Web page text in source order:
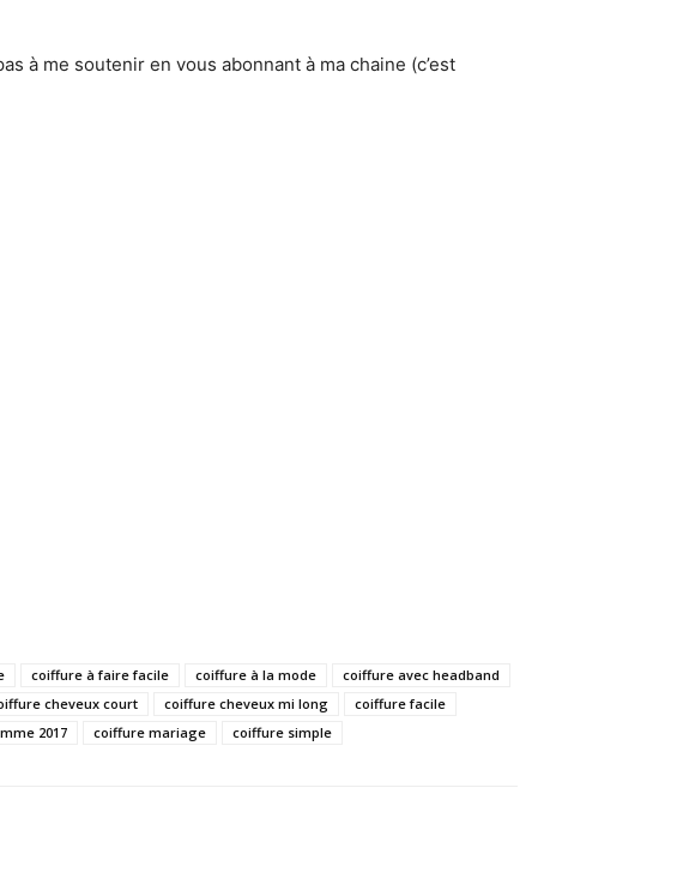
à me soutenir en vous abonnant à ma chaine (c’est
coiffure à faire facile coiffure à la mode
coiffure avec headband
cheveux court coiffure cheveux mi long
coiffure facile
2017 coiffure mariage coiffure simple